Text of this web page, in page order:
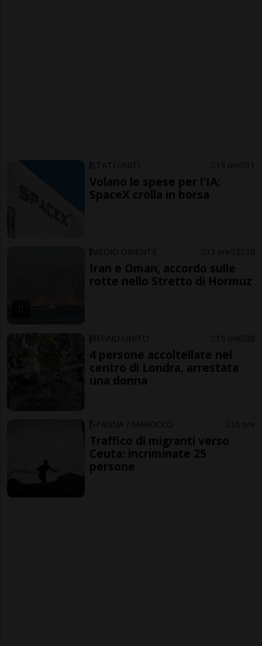
STATI UNITI 13 ore 11
Volano le spese per l'IA:
SpaceX crolla in borsa
MEDIO ORIENTE 13 ore 2 18
Iran e Oman, accordo sulle
rotte nello Stretto di Hormuz
REGNO UNITO 15 ore 28
4 persone accoltellate nel
centro di Londra, arrestata
una donna
SPAGNA / MAROCCO 16 ore
Traffico di migranti verso
Ceuta: incriminate 25
persone